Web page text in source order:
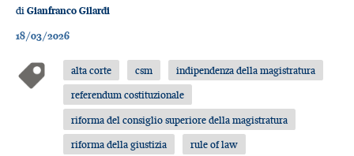
di Gianfranco Gilardi
18/03/2026
alta corte csm
indipendenza della magistratura
referendum costituzionale
riforma del consiglio superiore della magistratura
riforma della giustizia
rule of law